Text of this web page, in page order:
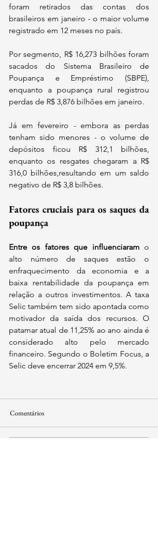
foram retirados das contas dos
brasileiros em janeiro - o maior volume
registrado em 12 meses no país.
Por segmento, R$ 16,273 bilhões foram
sacados do Sistema Brasileiro de
Poupança e Empréstimo (SBPE),
enquanto a poupança rural registrou
perdas de R$ 3,876 bilhões em janeiro.
Já em fevereiro - embora as perdas
tenham sido menores - o volume de
depósitos ficou R$ 312,1 bilhões,
enquanto os resgates chegaram a R$
316,0 bilhões,resultando em um saldo
negativo de R$ 3,8 bilhões.
Fatores cruciais para os saques da
poupança
Entre os fatores que influenciaram o
alto número de saques estão o
enfraquecimento da economia e a
baixa rentabilidade da poupança em
relação a outros investimentos. A taxa
Selic também tem sido apontada como
motivador da saída dos recursos. O
patamar atual de 11,25% ao ano ainda é
considerado alto pelo mercado
financeiro. Segundo o Boletim Focus, a
Selic deve encerrar 2024 em 9,5%.
Comentários